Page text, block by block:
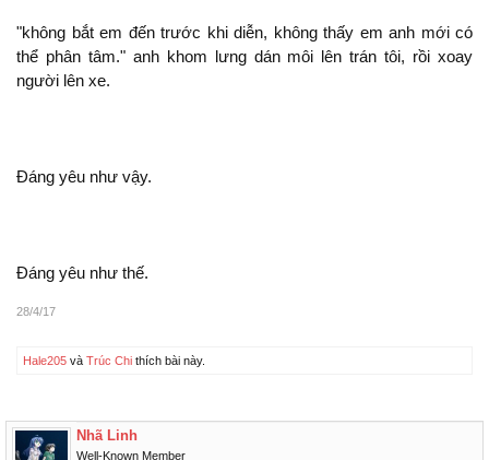
" bắt em đến trước khi diễn, thấy em
mới có
thể phân tâm."
khom lưng dán môi lên trán tôi, rồi xoay
người lên xe.
Đáng như vậy.
Đáng như thế.
28/4/17
Hale205 và Trúc Chi thích bài này.
Nhã Linh
Well-Known Member